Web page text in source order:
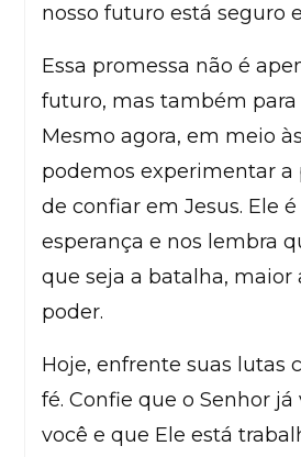
nosso futuro está seguro
Essa promessa não é
futuro, mas também para
Mesmo agora, em meio
podemos experimentar a
de confiar em Jesus. Ele
esperança e nos lembra
que seja a batalha, maior
poder.
Hoje, enfrente suas lutas
fé. Confie que o Senhor
você e que Ele está